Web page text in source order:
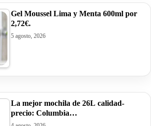
Gel Moussel Lima y Menta 600ml por
2,72€.
5 agosto, 2026
La mejor mochila de 26L calidad-
precio: Columbia…